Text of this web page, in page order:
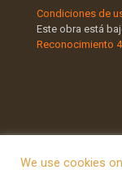
Condiciones de
Este obra está
Reconocimiento
We use cookies